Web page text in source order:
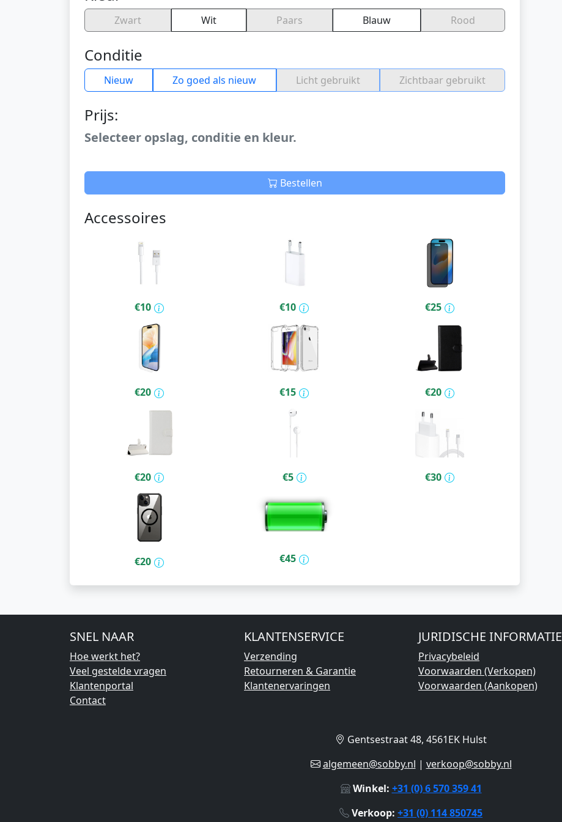
Zwart Wit Paars Blauw Rood
Conditie
Nieuw Zo goed als nieuw Licht gebruikt Zichtbaar gebruikt
Prijs:
Selecteer opslag, conditie en kleur.
Bestellen
Accessoires
€10 €10 €25
€20 €15 €20
€20 €5 €30
€20 €45
SNEL NAAR
Hoe werkt het?
Veel gestelde vragen
Klantenportal
Contact
KLANTENSERVICE
Verzending
Retourneren & Garantie
Klantenervaringen
JURIDISCHE INFORMATIE
Privacybeleid
Voorwaarden (Verkopen)
Voorwaarden (Aankopen)
Gentsestraat 48, 4561EK Hulst
algemeen@sobby.nl | verkoop@sobby.nl
Winkel: +31 (0) 6 570 359 41
Verkoop: +31 (0) 114 850745